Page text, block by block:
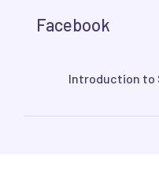
Facebook
Introduction to